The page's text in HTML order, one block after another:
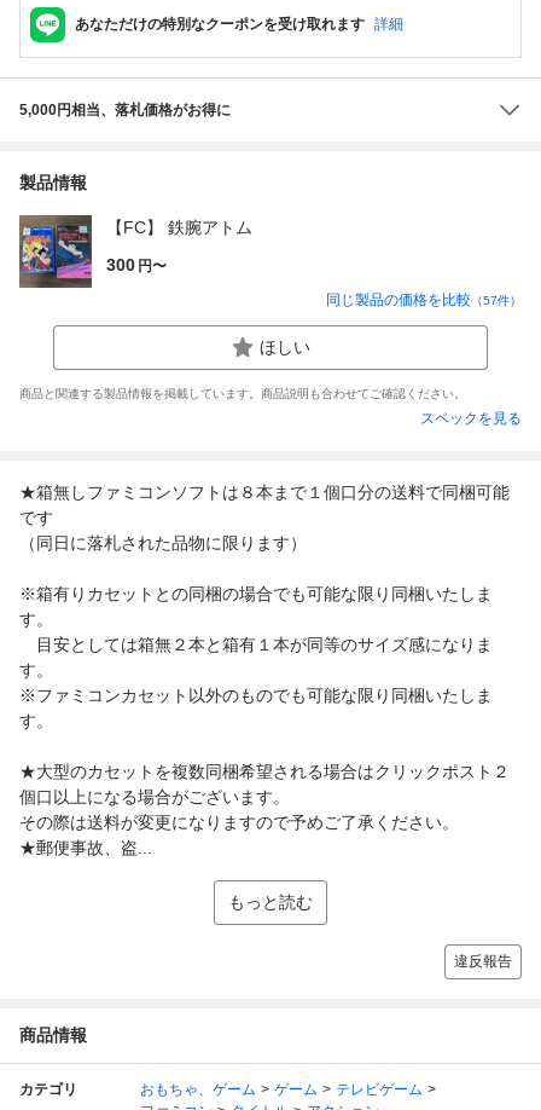
あなただけの特別なクーポンを受け取れます 詳細
5,000円相当、落札価格がお得に
製品情報
【FC】 鉄腕アトム
300 円〜
同じ製品の価格を比較 （57件）
ほしい
商品と関連する製品情報を掲載しています。商品説明も合わせてご確認ください。
スペックを見る
★箱無しファミコンソフトは８本まで１個口分の送料で同梱可能
です
（同日に落札された品物に限ります）
※箱有りカセットとの同梱の場合でも可能な限り同梱いたしま
す。
目安としては箱無２本と箱有１本が同等のサイズ感になりま
す。
※ファミコンカセット以外のものでも可能な限り同梱いたしま
す。
★大型のカセットを複数同梱希望される場合はクリックポスト２
個口以上になる場合がございます。
その際は送料が変更になりますので予めご了承ください。
★郵便事故、盗...
もっと読む
違反報告
商品情報
カテゴリ おもちゃ、ゲーム ゲーム
テレビゲーム